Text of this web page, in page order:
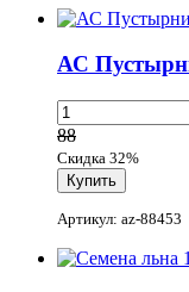
АС
88
Скидка 32%
Артикул: az-88453